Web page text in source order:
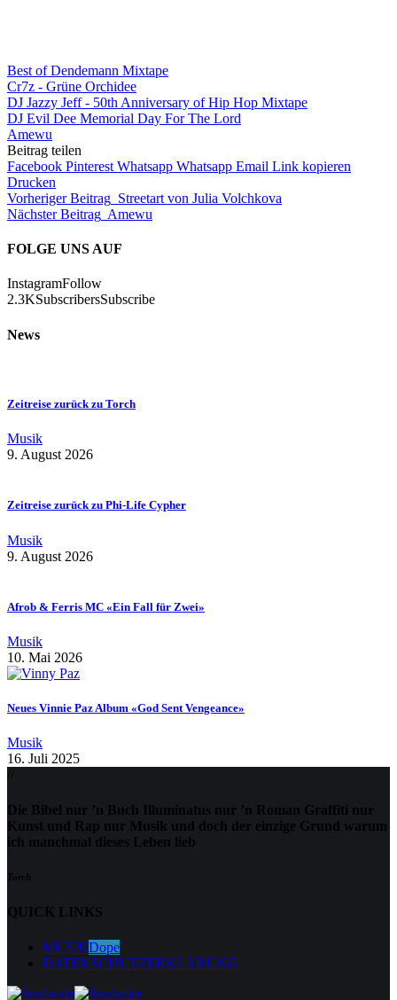
Best of Den­de­mann Mix­tape
Cr7z - Grü­ne Orchi­dee
DJ Jaz­zy Jeff - 50th Anni­ver­sa­ry of Hip Hop Mix­tape
DJ Evil Dee Memo­ri­al Day For The Lord
Ame­wu
Beitrag teilen
Facebook Pinterest Whatsapp Whatsapp Email Link kopieren
Drucken
Vorheriger Beitrag Streetart von Julia Volchkova
Nächster Beitrag Amewu
FOLGE UNS AUF
InstagramFollow
2.3KSubscribersSubscribe
News
Zeitreise zurück zu Torch
Musik
9. August 2026
Zeitreise zurück zu Phi-Life Cypher
Musik
9. August 2026
Afrob & Ferris MC «Ein Fall für Zwei»
Musik
10. Mai 2026
Neues Vinnie Paz Album «God Sent Vengeance»
Musik
16. Juli 2025
Die Bibel nur ’n Buch Illuminatus nur ’n Roman Graffiti nur
Kunst und Rap nur Musik und doch der einzige Grund warum
ich manchmal dieses Leben lieb
Torch
QUICK LINKS
MUSIKDope
DATENSCHUTZERKLÄRUNG